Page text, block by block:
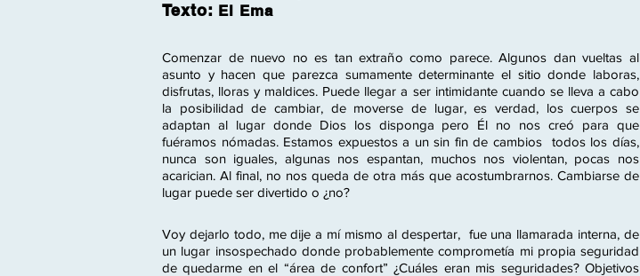
Texto: El Ema
Comenzar de nuevo no es tan extraño como parece. Algunos dan vueltas al
asunto y hacen que parezca sumamente determinante el sitio donde laboras,
disfrutas, lloras y maldices. Puede llegar a ser intimidante cuando se lleva a cabo
la posibilidad de cambiar, de moverse de lugar, es verdad, los cuerpos se
adaptan al lugar donde Dios los disponga pero Él no nos creó para que
fuéramos nómadas. Estamos expuestos a un sin fin de cambios todos los días,
nunca son iguales, algunas nos espantan, muchos nos violentan, pocas nos
acarician. Al final, no nos queda de otra más que acostumbrarnos. Cambiarse de
lugar puede ser divertido o ¿no?
Voy dejarlo todo, me dije a mí mismo al despertar, fue una llamarada interna, de
un lugar insospechado donde probablemente comprometía mi propia seguridad
de quedarme en el “área de confort” ¿Cuáles eran mis seguridades? Objetivos